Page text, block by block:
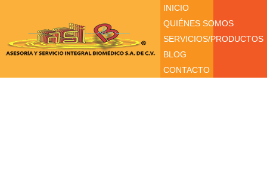
INICIO
QUIÉNES SOMOS
SERVICIOS/PRODUCTOS
BLOG
CONTACTO